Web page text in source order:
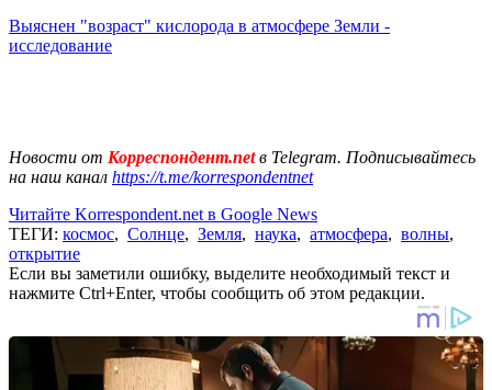
Выяснен "возраст" кислорода в атмосфере Земли -
исследование
Новости от Корреспондент.netв Telegram. Подписывайтесь
на наш канал https://t.me/korrespondentnet
Читайте Korrespondent.net в Google News
ТЕГИ: космос, Солнце, Земля, наука, атмосфера, волны,
открытие
Если вы заметили ошибку, выделите необходимый текст и
нажмите Ctrl+Enter, чтобы сообщить об этом редакции.